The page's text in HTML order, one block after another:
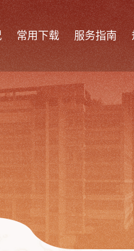
常用下载 服务指南